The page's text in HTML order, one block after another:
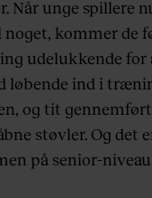
Når unge spillere
kommer de
udelukkende for
løbende ind i
og tit
støvler. Og det
på senior-